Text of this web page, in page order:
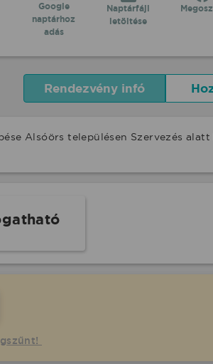
Google
naptárhoz
adás
Naptárfájl
letöltése
Rendezvény infó
Alsóörs településen Szervezés